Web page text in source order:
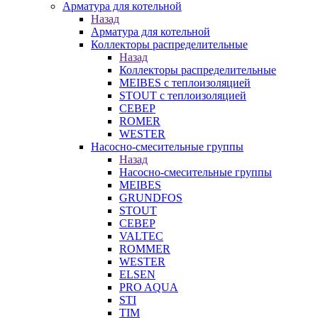
Арматура для котельной
Назад
Арматура для котельной
Коллекторы распределительные
Назад
Коллекторы распределительные
MEIBES с теплоизоляцией
STOUT с теплоизоляцией
СЕВЕР
ROMER
WESTER
Насосно-смесительные группы
Назад
Насосно-смесительные группы
MEIBES
GRUNDFOS
STOUT
СЕВЕР
VALTEC
ROMMER
WESTER
ELSEN
PRO AQUA
STI
TIM